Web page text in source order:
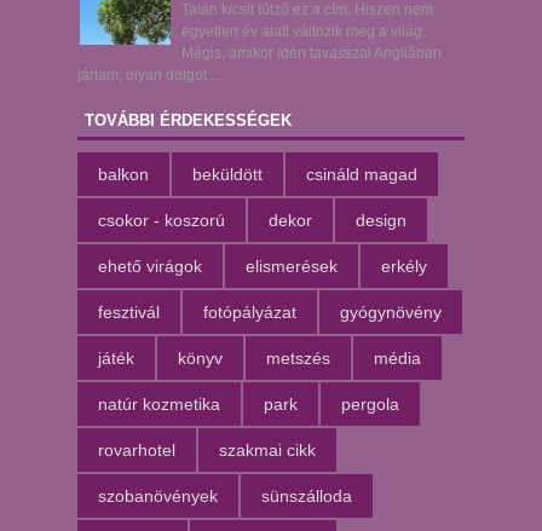
Talán kicsit túlzó ez a cím. Hiszen nem
egyetlen év alatt változik meg a világ.
Mégis, amikor idén tavasszal Angliában
jártam, olyan dolgot ...
TOVÁBBI ÉRDEKESSÉGEK
balkon beküldött csináld magad
csokor - koszorú dekor design
ehető virágok elismerések erkély
fesztivál fotópályázat gyógynövény
játék könyv metszés média
natúr kozmetika park pergola
rovarhotel szakmai cikk
szobanövények sünszálloda